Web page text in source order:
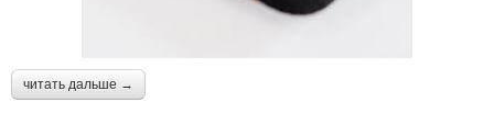
читать дальше →